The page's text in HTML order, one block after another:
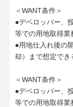
＜WANT条件＞
●デベロッパー、
等での用地取得業
●用地仕入れ後の
却）まで想定でき
＜WANT条件＞
●デベロッパー、
等での用地取得業